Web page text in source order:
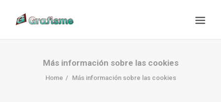
Más información sobre las cookies
Home Más información sobre las cookies